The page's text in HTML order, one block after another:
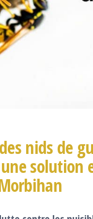
nids de
solution
Morbihan